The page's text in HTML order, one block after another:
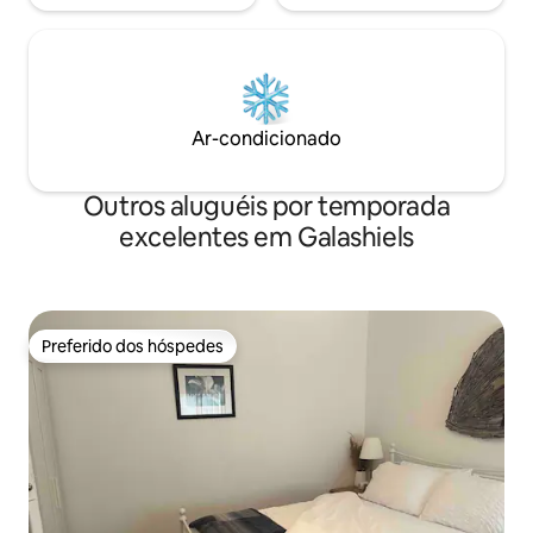
Ar-condicionado
Outros aluguéis por temporada
excelentes em Galashiels
Preferido dos hóspedes
Preferido dos hóspedes